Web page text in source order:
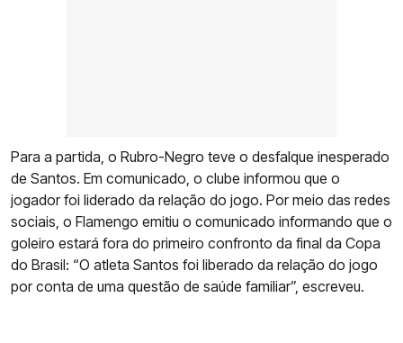
Para a partida, o Rubro-Negro teve o desfalque inesperado
de Santos. Em comunicado, o clube informou que o
jogador foi liderado da relação do jogo. Por meio das redes
sociais, o Flamengo emitiu o comunicado informando que o
goleiro estará fora do primeiro confronto da final da Copa
do Brasil: “O atleta Santos foi liberado da relação do jogo
por conta de uma questão de saúde familiar”, escreveu.